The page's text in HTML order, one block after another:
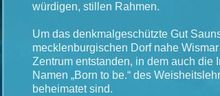
würdigen, stillen Rahmen.
Um das denkmalgeschützte Gut
mecklenburgischen Dorf nahe
Zentrum entstanden, in dem auch die
Namen „Born to be.“ des
beheimatet sind.